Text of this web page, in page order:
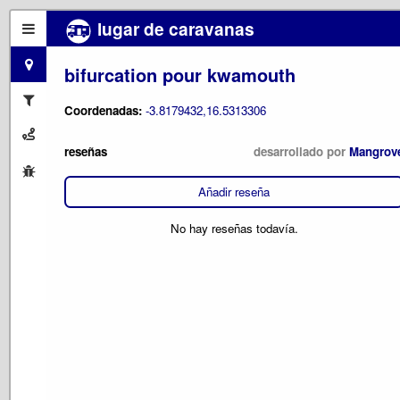
lugar de caravanas
bifurcation pour kwamouth
Coordenadas: -3.8179432,16.5313306
reseñas desarrollado por
Añadir reseña
No hay reseñas todavía.